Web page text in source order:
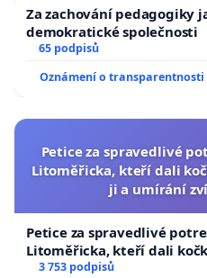
Za zachování pedagogiky
demokratické společnosti
65 podpisů
Oznámení o transparentnosti
Petice za spravedlivé
Litoměřicka, kteří dali
ji a umírání
Petice za spravedlivé
Litoměřicka, kteří dali
a umírání zvířete natočili.
3 753 podpisů